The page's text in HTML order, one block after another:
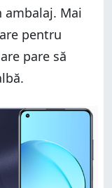
Mai
pentru
pare să